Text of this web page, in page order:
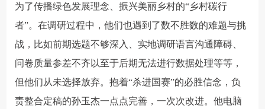
为了传播绿色发展理念、振兴美丽乡村的“乡村碳行
者”。在调研过程中，他们也遇到了数不胜数的难题与挑
战，比如前期选题不够深入、实地调研语言沟通障碍、
问卷质量参差不齐以至于后期无法进行数据处理等等，
但他们从未选择放弃。抱着“杀进国赛”的必胜信念，负
责整合定稿的孙玉杰一点点完善，一次次改进。他电脑